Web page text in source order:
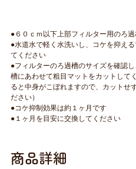
●６０ｃｍ以下上部フィルター用のろ
●水道水で軽く水洗いし、コケを抑え
てください
●フィルターのろ過槽のサイズを確認
槽にあわせて粗目マットをカットして
ると中身がこぼれますので、カットせ
ださい）
●コケ抑制効果は約１ヶ月です
●１ヶ月を目安に交換してください
商品詳細